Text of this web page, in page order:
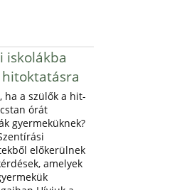
iskolákba
ha a szülők a hit-
órát
gyermeküknek?
előkerülnek
amelyek